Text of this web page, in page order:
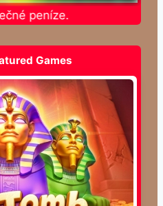
peníze.
Games